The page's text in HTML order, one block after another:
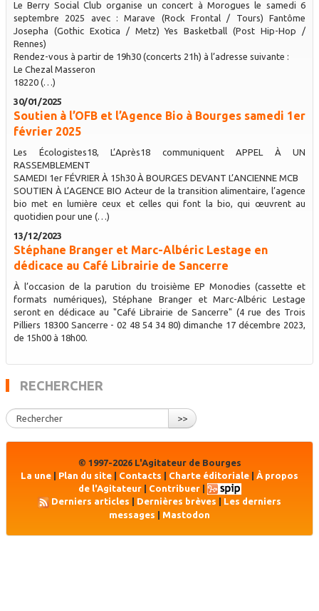
Le Berry Social Club organise un concert à Morogues le samedi 6
septembre 2025 avec : Marave (Rock Frontal / Tours) Fantôme
Josepha (Gothic Exotica / Metz) Yes Basketball (Post Hip-Hop /
Rennes)
Rendez-vous à partir de 19h30 (concerts 21h) à l’adresse suivante :
Le Chezal Masseron
18220 (…)
30/01/2025
Soutien à l’OFB et l’Agence Bio à Bourges samedi 1er
février 2025
Les Écologistes18, L’Après18 communiquent APPEL À UN
RASSEMBLEMENT
SAMEDI 1er FÉVRIER À 15h30 À BOURGES DEVANT L’ANCIENNE MCB
SOUTIEN À L’AGENCE BIO Acteur de la transition alimentaire, l’agence
bio met en lumière ceux et celles qui font la bio, qui œuvrent au
quotidien pour une (…)
13/12/2023
Stéphane Branger et Marc-Albéric Lestage en
dédicace au Café Librairie de Sancerre
À l’occasion de la parution du troisième EP Monodies (cassette et
formats numériques), Stéphane Branger et Marc-Albéric Lestage
seront en dédicace au "Café Librairie de Sancerre" (4 rue des Trois
Pilliers 18300 Sancerre - 02 48 54 34 80) dimanche 17 décembre 2023,
de 15h00 à 18h00.
RECHERCHER
>>
© 1997-2026 L'Agitateur de Bourges
La une | Plan du site | Contacts | Charte éditoriale | À propos
de l'Agitateur| Contribuer|
Derniers articles
Dernières brèves
Les derniers
messages
Mastodon